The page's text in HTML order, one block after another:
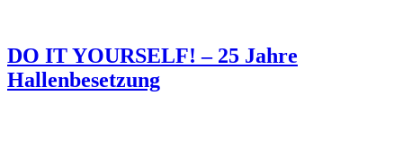
DO IT YOURSELF! – 25 Jahre
Hallenbesetzung